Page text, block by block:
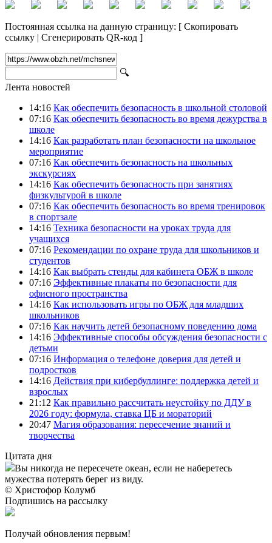
Постоянная ссылка на данную страницу: [ Скопировать
ссылку | Сгенерировать QR-код ]
🔍
Лента новостей
14:16 Как обеспечить безопасность в школьной столовой
07:16 Как обеспечить безопасность во время дежурства в
школе
14:16 Как разработать план безопасности на школьное
мероприятие
07:16 Как обеспечить безопасность на школьных
экскурсиях
14:16 Как обеспечить безопасность при занятиях
физкультурой в школе
07:16 Как обеспечить безопасность во время тренировок
в спортзале
14:16 Техника безопасности на уроках труда для
учащихся
07:16 Рекомендации по охране труда для школьников и
студентов
14:16 Как выбрать стенды для кабинета ОБЖ в школе
07:16 Эффективные плакаты по безопасности для
офисного пространства
14:16 Как использовать игры по ОБЖ для младших
школьников
07:16 Как научить детей безопасному поведению дома
14:16 Эффективные способы обсуждения безопасности с
детьми
07:16 Информация о телефоне доверия для детей и
подростков
14:16 Действия при кибербуллинге: поддержка детей и
взрослых
21:12 Как правильно рассчитать неустойку по ДДУ в
2026 году: формула, ставка ЦБ и мораторий
20:47 Магия образования: пересечение знаний и
творчества
Цитата дня
Вы никогда не пересечете океан, если не наберетесь
мужества потерять берег из виду.
© Христофор Колумб
Подпишись на рассылку
Получай обновления первым!